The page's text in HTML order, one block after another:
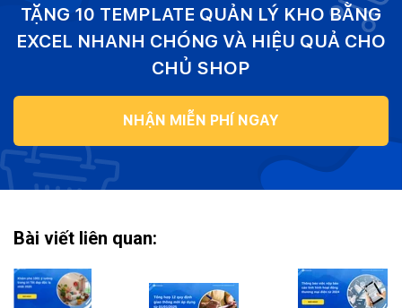
TẶNG 10 TEMPLATE QUẢN LÝ KHO BẰNG
EXCEL NHANH CHÓNG VÀ HIỆU QUẢ CHO
CHỦ SHOP
NHẬN MIỄN PHÍ NGAY
Bài viết liên quan: